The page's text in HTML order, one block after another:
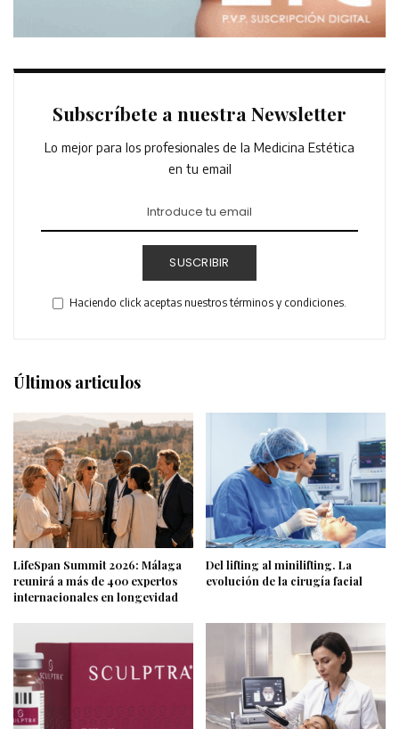
Subscríbete a nuestra Newsletter
Lo mejor para los profesionales de la Medicina Estética
en tu email
SUSCRIBIR
Haciendo click aceptas nuestros términos y condiciones.
Últimos articulos
LifeSpan Summit 2026: Málaga
reunirá a más de 400 expertos
internacionales en longevidad
Del lifting al minilifting. La
evolución de la cirugía facial